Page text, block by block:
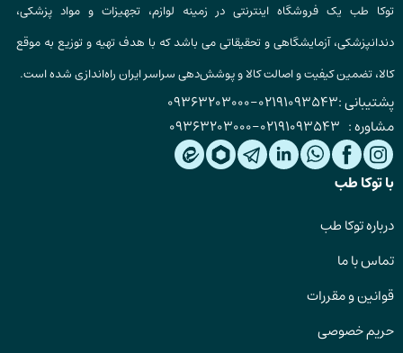
توکا طب یک فروشگاه اینترنتی در زمینه لوازم، تجهیزات و مواد پزشکی،
دندانپزشکی، آزمایشگاهی و تحقیقاتی می باشد که با هدف تهیه و توزیع به موقع
کالا، تضمین کیفیت و اصالت کالا و پوشش‌دهی سراسر ایران راه‌اندازی شده است.
پشتیبانی :02191093543
-
09363203000
مشاوره : 02191093543
-
09363203000
با توکا طب
درباره توکا طب
تماس با ما
قوانین و مقررات
حریم خصوصی